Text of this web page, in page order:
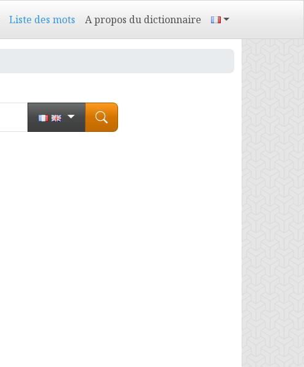
Liste des mots A propos du dictionnaire